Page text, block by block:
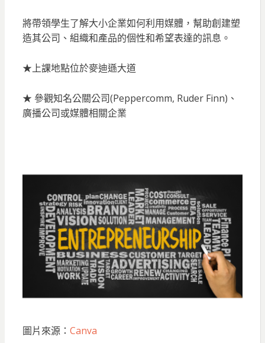
將帶領學生了解大小企業如何利用媒體，幫助創建塑
造其公司、組織和產品的個性和希望表達的訊息。
★上課地點位於麥迪遜大道
★ 參觀知名公關公司(Peppercomm, Ruder Finn)、
廣播公司或媒體相關企業
圖片來源： Canva